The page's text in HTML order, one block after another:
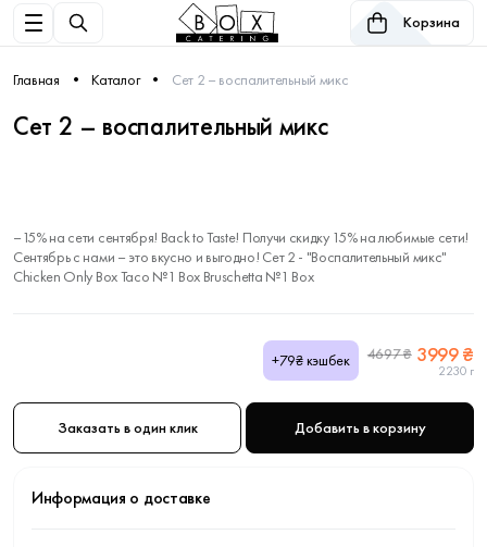
Корзина
Главная Каталог Сет 2 – воспалительный микс
Сет 2 – воспалительный микс
–15% на сети сентября! Back to Taste! Получи скидку 15% на любимые сети!
Сентябрь с нами – это вкусно и выгодно! Сет 2 - "Воспалительный микс"
Chicken Only Box Taco №1 Box Bruschetta №1 Box
+79₴ кэшбек 4697 ₴ 3999 ₴
2230 г
Заказать в один клик Добавить в корзину
Информация о доставке